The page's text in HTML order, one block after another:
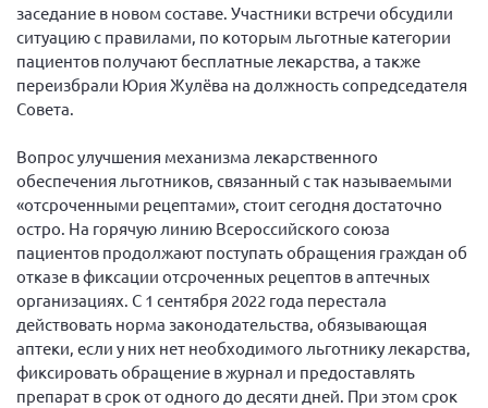
Вице-президент Чернова А.В.
Вице-президент Цикорин И.В.
Вице-президент Груба Л.В.
Главный бухгалтер Жаворонкова Г.М.
Конференция ОООИБРС 2026
Конференция ОООИБРС 2025
Экспертный совет ОООИБРС 2025
Конференция ОООИБРС 2024
Конференция ОООИБРС 2023
Конференция ОООИБРС 2022
Конференция ОООИБРС 2021
Конференция ВСЭ 2021
заседание в новом составе. Участники встречи обсудили
ситуацию с правилами, по которым льготные категории
пациентов получают бесплатные лекарства, а также
переизбрали Юрия Жулёва на должность сопредседателя
Совета.
Вопрос улучшения механизма лекарственного
обеспечения льготников, связанный с так называемыми
«отсроченными рецептами», стоит сегодня достаточно
остро. На горячую линию Всероссийского союза
пациентов продолжают поступать обращения граждан об
отказе в фиксации отсроченных рецептов в аптечных
организациях. С 1 сентября 2022 года перестала
действовать норма законодательства, обязывающая
аптеки, если у них нет необходимого льготнику лекарства,
фиксировать обращение в журнал и предоставлять
препарат в срок от одного до десяти дней. При этом срок